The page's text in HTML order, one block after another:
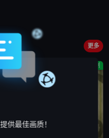
更多
动作 喜剧
供最佳画质！